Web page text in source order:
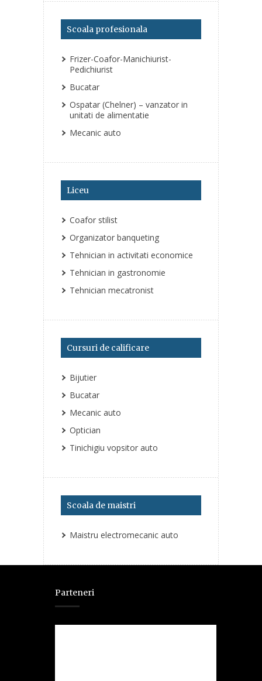
Scoala profesionala
Frizer-Coafor-Manichiurist-
Pedichiurist
Bucatar
Ospatar (Chelner) – vanzator in
unitati de alimentatie
Mecanic auto
Liceu
Coafor stilist
Organizator banqueting
Tehnician in activitati economice
Tehnician in gastronomie
Tehnician mecatronist
Cursuri de calificare
Bijutier
Bucatar
Mecanic auto
Optician
Tinichigiu vopsitor auto
Scoala de maistri
Maistru electromecanic auto
Parteneri